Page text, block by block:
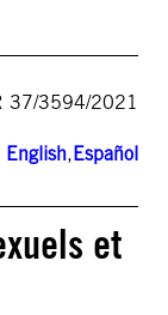
37/3594/2021
English,Español
et